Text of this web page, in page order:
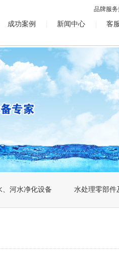
品牌服务
成功案例 新闻中心 客
、河水净化设备 水处理零部件